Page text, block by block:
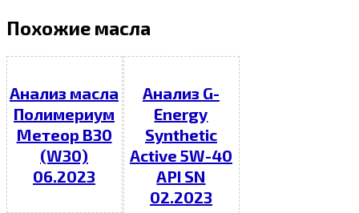
Похожие масла
Анализ масла
Полимериум
Метеор В30
(W30)
06.2023
Анализ G-
Energy
Synthetic
Active 5W-40
API SN
02.2023